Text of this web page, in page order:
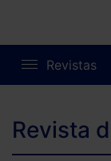
Revistas
Revista